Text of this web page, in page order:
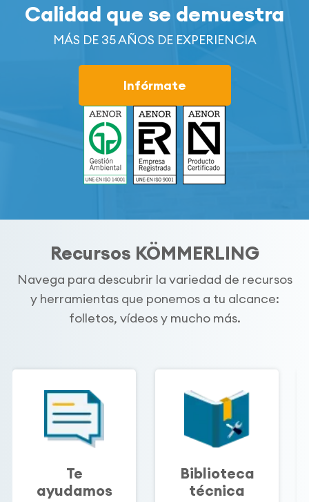
Calidad que se demuestra
MÁS DE 35 AÑOS DE EXPERIENCIA
Infórmate
Recursos KÖMMERLING
Navega para descubrir la variedad de recursos
y herramientas que ponemos a tu alcance:
folletos, vídeos y mucho más.
Te
ayudamos
Biblioteca
técnica